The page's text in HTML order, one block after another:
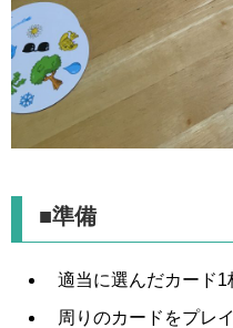
■準備
適当に選んだカード1
周りのカードをプレ